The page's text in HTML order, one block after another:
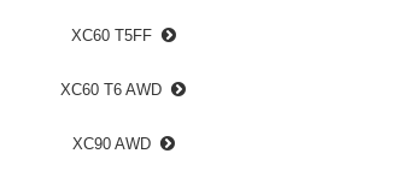
XC60 T5FF
XC60 T6 AWD
XC90 AWD